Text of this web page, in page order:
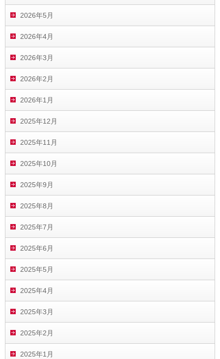
2026年5月
2026年4月
2026年3月
2026年2月
2026年1月
2025年12月
2025年11月
2025年10月
2025年9月
2025年8月
2025年7月
2025年6月
2025年5月
2025年4月
2025年3月
2025年2月
2025年1月